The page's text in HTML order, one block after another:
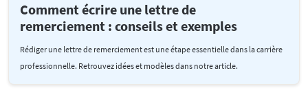
Comment écrire une lettre de
remerciement : conseils et exemples
Rédiger une lettre de remerciement est une étape essentielle dans la carrière
professionnelle. Retrouvez idées et modèles dans notre article.